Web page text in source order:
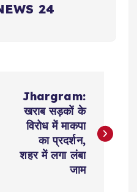
24
Jhargram:
खराब सड़कों के
विरोध में माकपा
का प्रदर्शन,
शहर में लगा लंबा
जाम